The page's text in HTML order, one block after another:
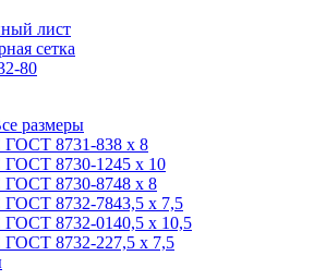
лист
сетка
80
размеры
ГОСТ 8731-838 x 8
ГОСТ 8730-1245 x 10
ГОСТ 8730-8748 x 8
ГОСТ 8732-7843,5 x 7,5
ГОСТ 8732-0140,5 x 10,5
ГОСТ 8732-227,5 x 7,5